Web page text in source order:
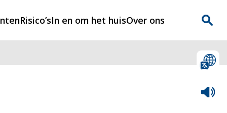
Risico’sIn en om het huisOver ons